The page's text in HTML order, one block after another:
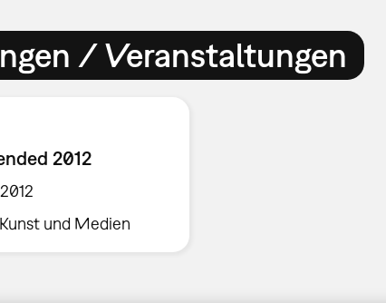
/ Veranstaltungen
2012
und Medien